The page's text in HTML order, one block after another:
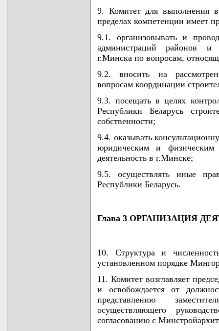
9. Комитет для выполнения
пределах компетенции имеет
9.1. организовывать и
администраций районов и
г.Минска по вопросам,
9.2. вносить на
вопросам координации
9.3. посещать в целях
Республики Беларусь
собственности;
9.4. оказывать
юридическим и физическим
деятельность в г.Минске;
9.5. осуществлять иные
Республики Беларусь.
Глава 3 ОРГАНИЗАЦИЯ
10. Структура и
установленном порядке
11. Комитет возглавляет
и освобождается от
представлению
осуществляющего
согласованию с